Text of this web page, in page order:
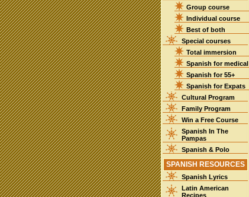
Group course
Individual course
Best of both
Special courses
Total immersion
Spanish for medical
Spanish for 55+
Spanish for Expats
Cultural Program
Family Program
Win a Free Course
Spanish In The
Pampas
Spanish & Polo
SPANISH RESOURCES
Spanish Lyrics
Latin American
Recipes